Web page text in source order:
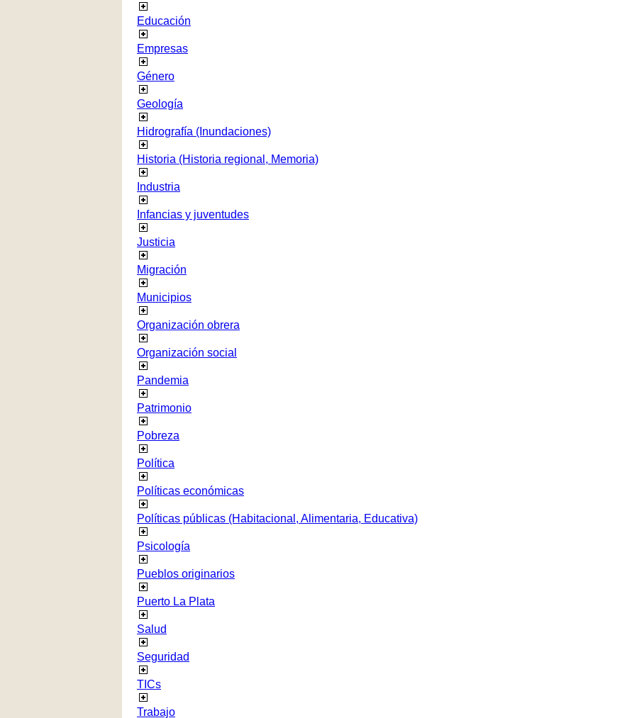
Educación
Empresas
Género
Geología
Hidrografía (Inundaciones)
Historia (Historia regional, Memoria)
Industria
Infancias y juventudes
Justicia
Migración
Municipios
Organización obrera
Organización social
Pandemia
Patrimonio
Pobreza
Política
Políticas económicas
Políticas públicas (Habitacional, Alimentaria, Educativa)
Psicología
Pueblos originarios
Puerto La Plata
Salud
Seguridad
TICs
Trabajo